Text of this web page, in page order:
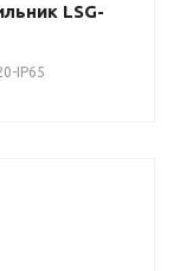
LSG-
IP65